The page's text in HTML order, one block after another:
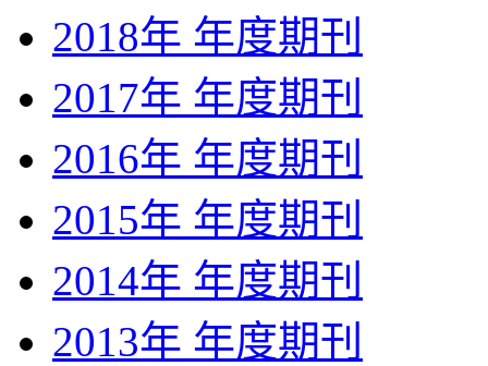
2018年 年度期刊
2017年 年度期刊
2016年 年度期刊
2015年 年度期刊
2014年 年度期刊
2013年 年度期刊